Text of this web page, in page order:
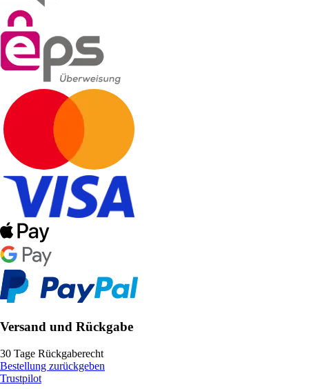
Versand und Rückgabe
30 Tage Rückgaberecht
Bestellung zurückgeben
Trustpilot